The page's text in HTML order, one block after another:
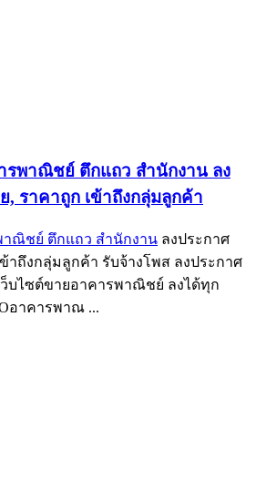
รพาณิชย์ ตึกแถว สำนักงาน ลง
, ราคาถูก เข้าถึงกลุ่มลูกค้า
าณิชย์ ตึกแถว สำนักงาน ลงประกาศ
าถึงกลุ่มลูกค้า รับจ้างโพส ลงประกาศ
บไซต์ขายอาคารพาณิชย์ ลงได้ทุก
อาคารพาณ ...